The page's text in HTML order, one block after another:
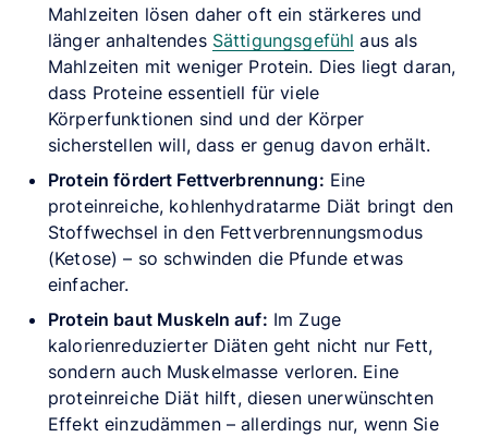
Mahlzeiten lösen daher oft ein stärkeres und
länger anhaltendes Sättigungsgefühl aus als
Mahlzeiten mit weniger Protein. Dies liegt daran,
dass Proteine essentiell für viele
Körperfunktionen sind und der Körper
sicherstellen will, dass er genug davon erhält.
Protein fördert Fettverbrennung: Eine
proteinreiche, kohlenhydratarme Diät bringt den
Stoffwechsel in den Fettverbrennungsmodus
(Ketose) – so schwinden die Pfunde etwas
einfacher.
Protein baut Muskeln auf: Im Zuge
kalorienreduzierter Diäten geht nicht nur Fett,
sondern auch Muskelmasse verloren. Eine
proteinreiche Diät hilft, diesen unerwünschten
Effekt einzudämmen – allerdings nur, wenn Sie